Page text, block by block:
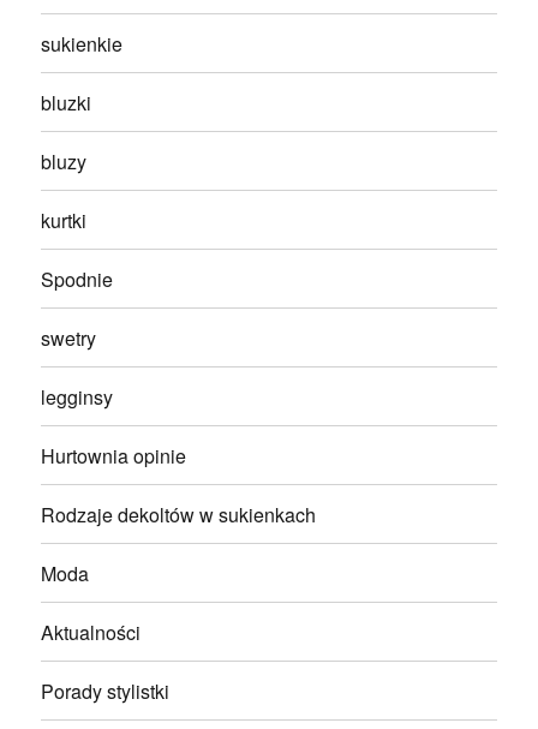
sukienkie
bluzki
bluzy
kurtki
Spodnie
swetry
legginsy
Hurtownia opinie
Rodzaje dekoltów w sukienkach
Moda
Aktualności
Porady stylistki